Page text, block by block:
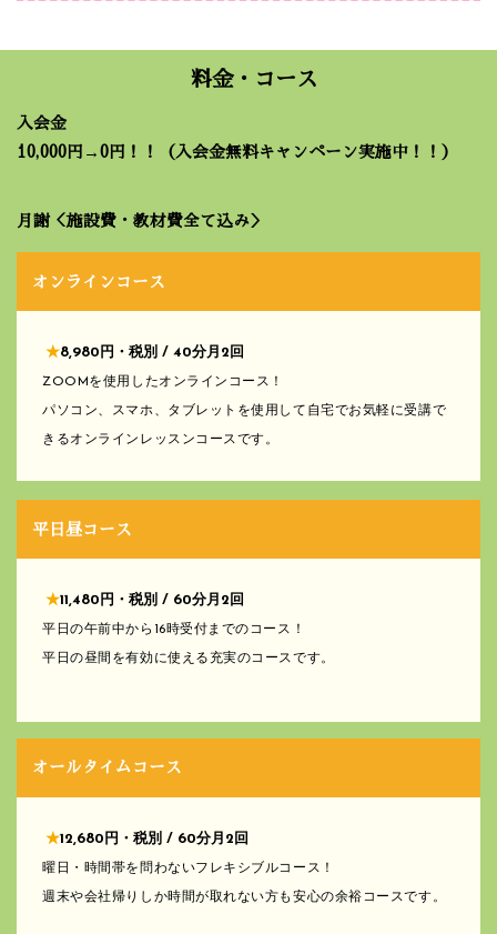
料金・コース
入会金
10,000円→0円！！（入会金無料キャンペーン実施中！！）
月謝＜施設費・教材費全て込み＞
オンラインコース
★8,980円・税別 / 40分月2回
ZOOMを使用したオンラインコース！
パソコン、スマホ、タブレットを使用して自宅でお気軽に受講で
きるオンラインレッスンコースです。
平日昼コース
★11,480円・税別 / 60分月2回
平日の午前中から16時受付までのコース！
平日の昼間を有効に使える充実のコースです。
オールタイムコース
★12,680円・税別 / 60分月2回
曜日・時間帯を問わないフレキシブルコース！
週末や会社帰りしか時間が取れない方も安心の余裕コースです。